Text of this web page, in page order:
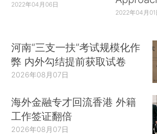
2022年04月06日
2022年04月01
河南“三支一扶”考试规模化作
弊 内外勾结提前获取试卷
2026年08月07日
海外金融专才回流香港 外籍
工作签证翻倍
2026年08月07日